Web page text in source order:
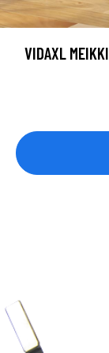
VIDAXL